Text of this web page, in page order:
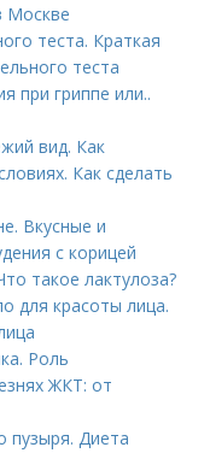
Москве
теста. Краткая
теста
при гриппе или..
вид. Как
Как сделать
Вкусные и
с корицей
такое лактулоза?
для красоты лица.
Роль
ЖКТ: от
пузыря. Диета